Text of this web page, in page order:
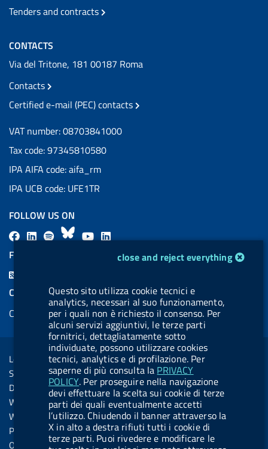
cookie management moduleclose and reject everything
Questo sito utilizza cookie tecnici e
analytics, necessari al suo funzionamento,
per i quali non è richiesto il consenso. Per
alcuni servizi aggiuntivi, le terze parti
fornitrici, dettagliatamente sotto
individuate, possono utilizzare cookies
tecnici, analytics e di profilazione. Per
saperne di più consulta la PRIVACY
POLICY. Per proseguire nella navigazione
devi effettuare la scelta sui cookie di terze
parti dei quali eventualmente accetti
l’utilizzo. Chiudendo il banner attraverso la
X in alto a destra rifiuti tutti i cookie di
terze parti. Puoi rivedere e modificare le
Tenders and contracts
CONTACTS
Via del Tritone, 181 00187 Roma
Contacts
Certified e-mail (PEC) contacts
VAT number: 08703841000
Tax code: 97345810580
IPA AIFA code: aifa_rm
IPA UCB code: UFE1TR
FOLLOW US ON
F
L
l
.
b
u
t
t
o
n
.
s
B
s
k
y
Y
u
b
e
k
e
d
i
n
FEED RSS
COOKIES
Cookie management
Sezione Link Utili
Legal notice
Social Media Policy
Dichiarazione di accessibilità
Web accessibility
Website statistics
Privacy
Online services